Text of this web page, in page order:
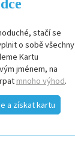
stačí se
o sobě všechny
Kartu
jménem, na
mnoho výhod.
a získat kartu